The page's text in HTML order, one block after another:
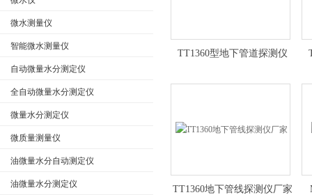
微水测量仪
智能微水测量仪
自动微量水分测定仪
全自动微量水分测定仪
微量水分测定仪
微质量测量仪
油微量水分自动测定仪
油微量水分测定仪
TT1360型地下管道探测仪
TT1360地下管线探测仪厂家